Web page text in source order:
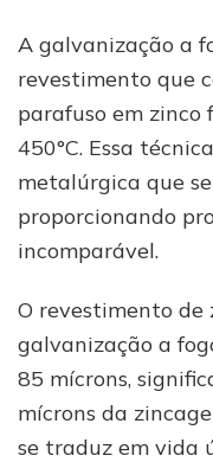
A galvanização a
revestimento que
parafuso em
450°C. Essa
metalúrgica que
proporcionando
incomparável.
O revestimento de
galvanização a
85 mícrons,
mícrons da
se traduz em vida